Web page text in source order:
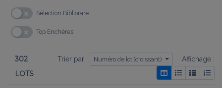
Sélection Bibliorare
Top Enchères
302
LOTS
Trier par : Numéro de lot (croissant) Affichage :